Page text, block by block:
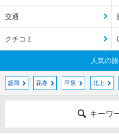
交通
クチコミ
人気の
盛岡 花巻 平泉 北上
キーワ